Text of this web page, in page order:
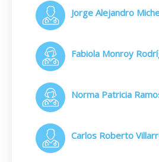
Jorge Alejandro
Fabiola Monroy
Norma Patricia
Carlos Roberto